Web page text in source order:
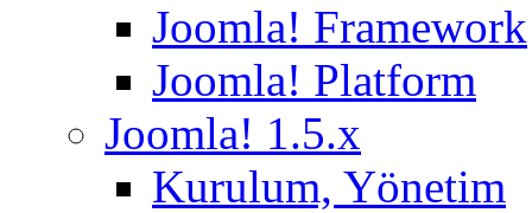
Joomla! Framework
Joomla! Platform
Joomla! 1.5.x
Kurulum, Yönetim